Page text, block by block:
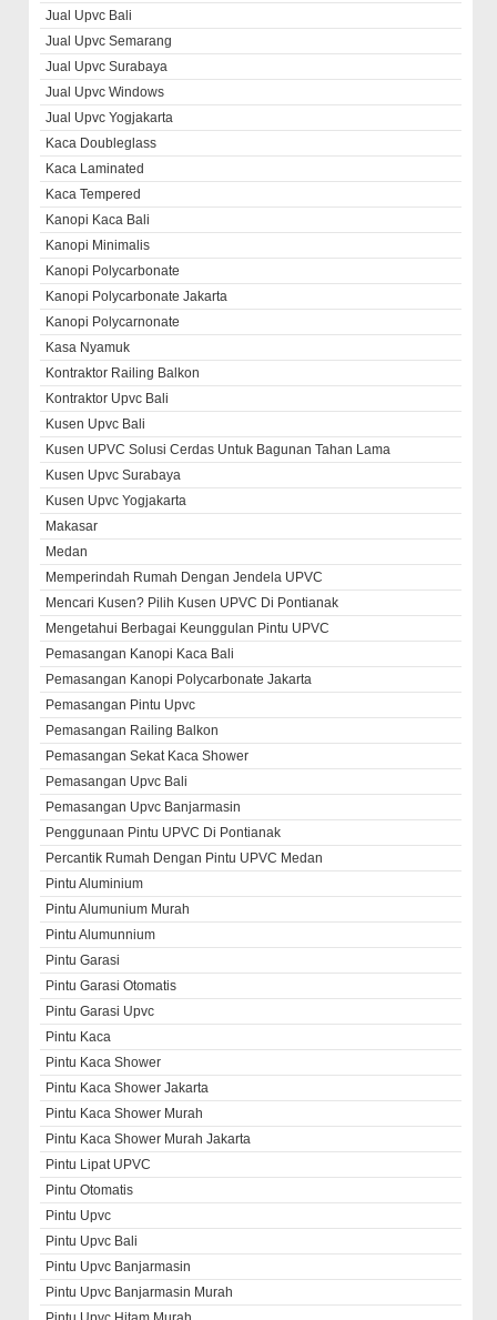
Jual Upvc Bali
Jual Upvc Semarang
Jual Upvc Surabaya
Jual Upvc Windows
Jual Upvc Yogjakarta
Kaca Doubleglass
Kaca Laminated
Kaca Tempered
Kanopi Kaca Bali
Kanopi Minimalis
Kanopi Polycarbonate
Kanopi Polycarbonate Jakarta
Kanopi Polycarnonate
Kasa Nyamuk
Kontraktor Railing Balkon
Kontraktor Upvc Bali
Kusen Upvc Bali
Kusen UPVC Solusi Cerdas Untuk Bagunan Tahan Lama
Kusen Upvc Surabaya
Kusen Upvc Yogjakarta
Makasar
Medan
Memperindah Rumah Dengan Jendela UPVC
Mencari Kusen? Pilih Kusen UPVC Di Pontianak
Mengetahui Berbagai Keunggulan Pintu UPVC
Pemasangan Kanopi Kaca Bali
Pemasangan Kanopi Polycarbonate Jakarta
Pemasangan Pintu Upvc
Pemasangan Railing Balkon
Pemasangan Sekat Kaca Shower
Pemasangan Upvc Bali
Pemasangan Upvc Banjarmasin
Penggunaan Pintu UPVC Di Pontianak
Percantik Rumah Dengan Pintu UPVC Medan
Pintu Aluminium
Pintu Alumunium Murah
Pintu Alumunnium
Pintu Garasi
Pintu Garasi Otomatis
Pintu Garasi Upvc
Pintu Kaca
Pintu Kaca Shower
Pintu Kaca Shower Jakarta
Pintu Kaca Shower Murah
Pintu Kaca Shower Murah Jakarta
Pintu Lipat UPVC
Pintu Otomatis
Pintu Upvc
Pintu Upvc Bali
Pintu Upvc Banjarmasin
Pintu Upvc Banjarmasin Murah